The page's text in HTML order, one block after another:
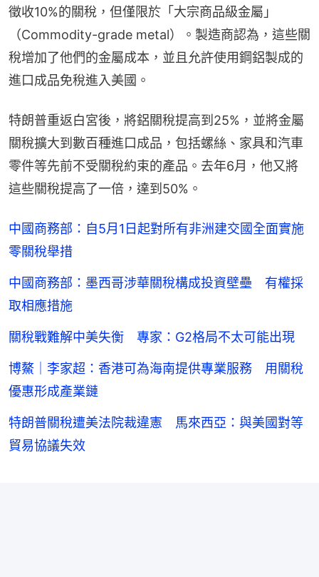
徵收10%的關稅，但僅限於「大宗商品級金屬」
（Commodity-grade metal）。製造商認為，這些關
稅增加了他們的金屬成本，並且允許使用鋼鋁製成的
進口成品免稅進入美國。
特朗普重返白宮後，將鋁關稅提高到25%，並將金屬
關稅擴大到數百種進口成品，包括螺絲、家具和汽車
零件等先前不受關稅約束的產品。去年6月，他又將
這些關稅提高了一倍，達到50%。
中國商務部：自5月1日起對所有非洲建交國全面實施
零關稅舉措
中國商務部：墨西哥涉華關稅構成投資壁壘 有權採
取相應措施
關稅戰難解中美失衡 專家：G2格局不太可能出現
博鰲｜李家超：香港可為海南提供專業服務 用關稅
優惠形成產業鏈
特朗普關稅遭美法院裁違憲 馬來西亞：與美國對等
貿易協議失效